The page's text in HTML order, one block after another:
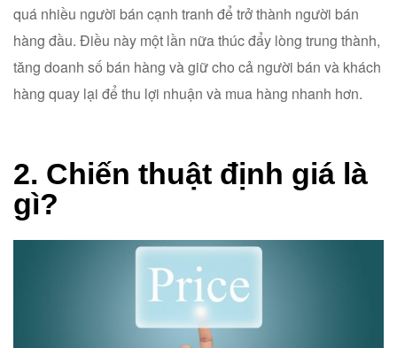
quá nhiều người bán cạnh tranh để trở thành người bán
hàng đầu. Điều này một lần nữa thúc đẩy lòng trung thành,
tăng doanh số bán hàng và giữ cho cả người bán và khách
hàng quay lại để thu lợi nhuận và mua hàng nhanh hơn.
2. Chiến thuật định giá là
gì?